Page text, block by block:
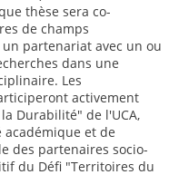
thèse sera co-
de champs
partenariat avec un ou
dans une
Les
activement
Durabilité" de l'UCA,
et de
des partenaires socio-
du Défi "Territoires du